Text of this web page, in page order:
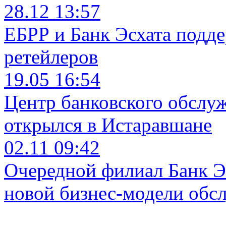
28.12 13:57
ЕБРР и Банк Эсхата
ретейлеров
19.05 16:54
Центр банковского
открылся в Истаравшане
02.11 09:42
Очередной филиал Банк
новой бизнес-модели